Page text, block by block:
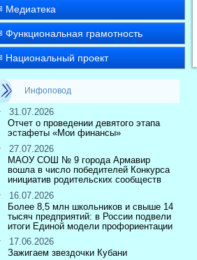
Медиатека
Функциональная грамотность
Национальный проект
Инфоповод
31.07.2026
Отчет о проведении девятого этапа
эстафеты «Мои финансы»
27.07.2026
МАОУ СОШ № 9 города Армавир
вошла в число победителей Конкурса
инициатив родительских сообществ
16.07.2026
Более 8,5 млн школьников и свыше 14
тысяч предприятий: в России подвели
итоги Единой модели профориентации
17.06.2026
Зажигаем звездочки Кубани